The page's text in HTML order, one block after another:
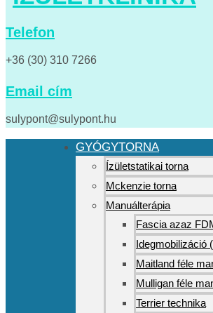
Telefon
+36 (30) 310 7266
Email cím
sulypont@sulypont.hu
GYÓGYTORNA
Ízületstatikai torna
Mckenzie torna
Manuálterápia
Fascia azaz
Idegmobilizáció
Maitland féle
Mulligan féle
Terrier technika